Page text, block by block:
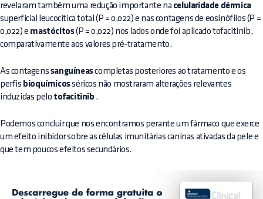
revelaram também uma redução importante na celularidade dérmica
superficial leucocítica total (P = 0,022) e nas contagens de eosinófilos (P =
0,022) e mastócitos(P = 0,022) nos lados onde foi aplicado tofacitinib,
comparativamente aos valores pré-tratamento.
As contagens sanguíneascompletas posteriores ao tratamento e os
perfis bioquímicosséricos não mostraram alterações relevantes
induzidas pelo tofacitinib .
Podemos concluir que nos encontramos perante um fármaco que exerce
um efeito inibidor sobre as células imunitárias caninas ativadas da pele e
que tem poucos efeitos secundários.